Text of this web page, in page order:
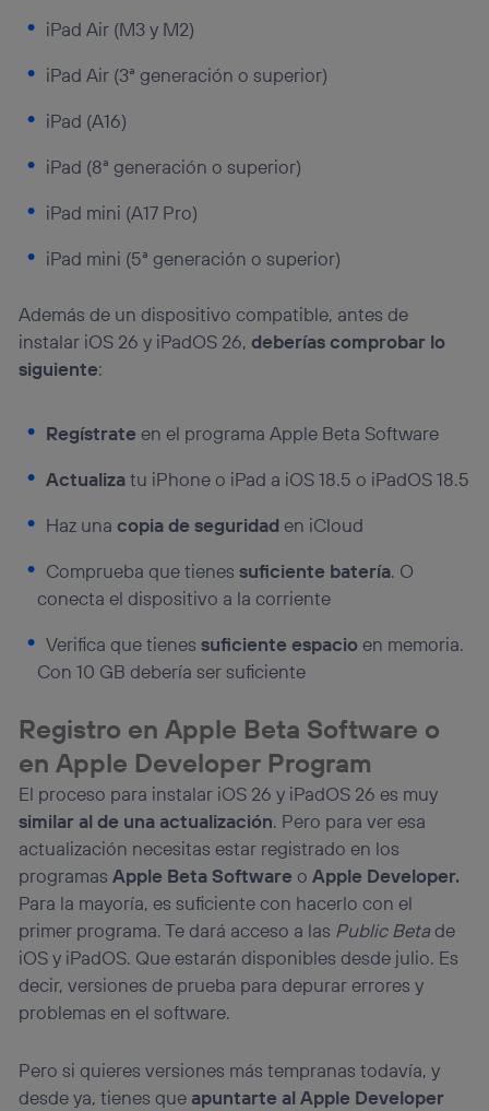
iPad Air (M3 y M2)
iPad Air (3ª generación o superior)
iPad (A16)
iPad (8ª generación o superior)
iPad mini (A17 Pro)
iPad mini (5ª generación o superior)
Además de un dispositivo compatible, antes de
instalar iOS 26 y iPadOS 26,deberías comprobar lo
siguiente:
Regístrate en el programa Apple Beta Software
Actualizatu iPhone o iPad a iOS 18.5 o iPadOS 18.5
Haz unacopia de seguridaden iCloud
Comprueba que tienessuficiente batería. O
conecta el dispositivo a la corriente
Verifica que tienessuficiente espacioen memoria.
Con 10 GB debería ser suficiente
Registro en Apple Beta Software o
en Apple Developer Program
El proceso para instalar iOS 26 y iPadOS 26 es muy
similar al de una actualización. Pero para ver esa
actualización necesitas estar registrado en los
programasApple Beta Software oApple Developer.
Para la mayoría, es suficiente con hacerlo con el
primer programa. Te dará acceso a las Public Betade
iOS y iPadOS. Que estarán disponibles desde julio. Es
decir, versiones de prueba para depurar errores y
problemas en el software.
Pero si quieres versiones más tempranas todavía, y
desde ya, tienes que apuntarte al Apple Developer